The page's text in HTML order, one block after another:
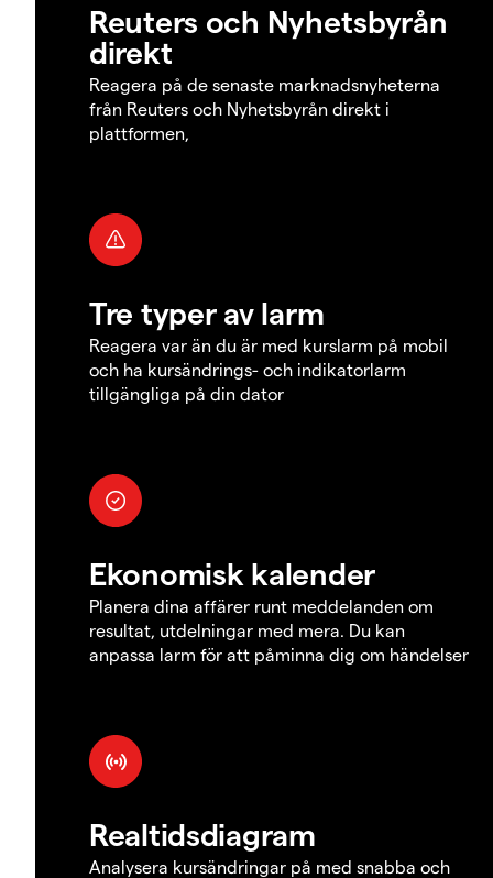
Reuters och Nyhetsbyrån
direkt
Reagera på de senaste marknadsnyheterna
från Reuters och Nyhetsbyrån direkt i
plattformen,
Tre typer av larm
Reagera var än du är med kurslarm på mobil
och ha kursändrings- och indikatorlarm
tillgängliga på din dator
Ekonomisk kalender
Planera dina affärer runt meddelanden om
resultat, utdelningar med mera. Du kan
anpassa larm för att påminna dig om händelser
Realtidsdiagram
Analysera kursändringar på med snabba och